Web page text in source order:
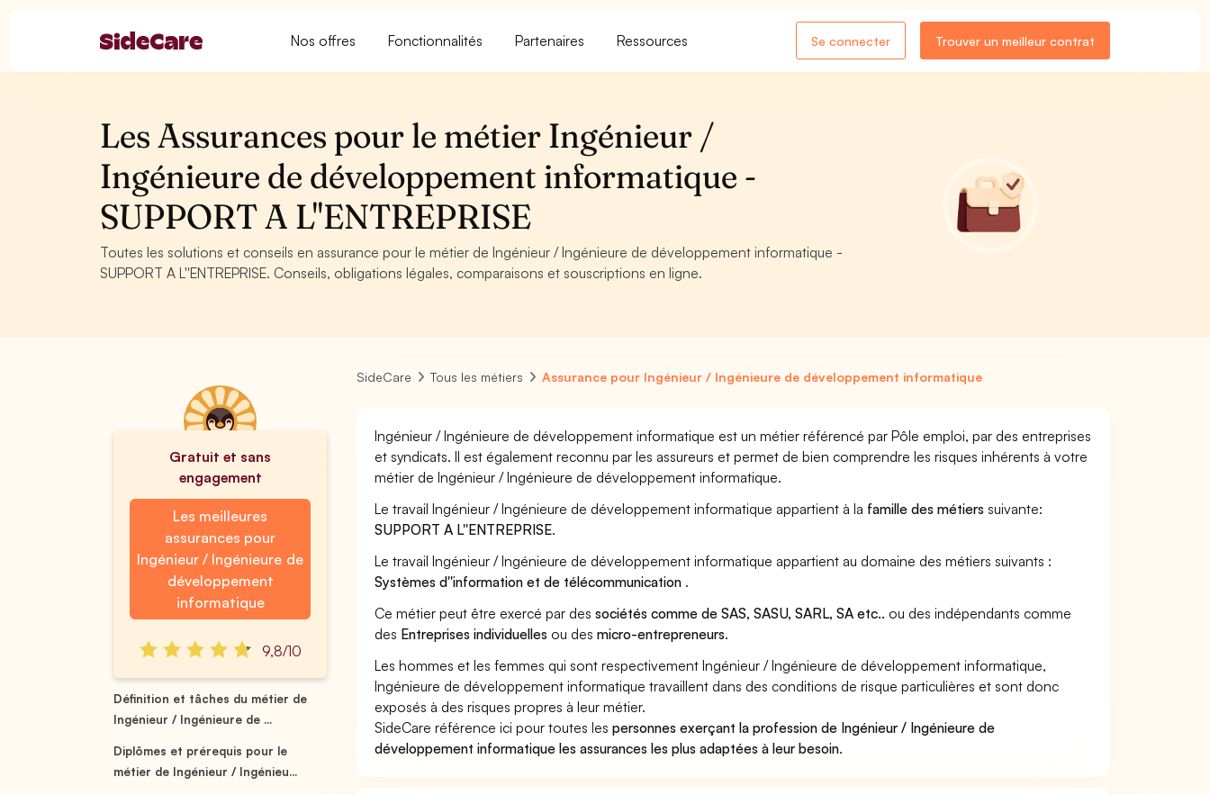
Nos offres Fonctionnalités Partenaires Ressources Se connecter Trouver un meilleur contrat
Les Assurances pour le métier Ingénieur /
Ingénieure de développement informatique -
SUPPORT A L''ENTREPRISE
Toutes les solutions et conseils en assurance pour le métier de Ingénieur / Ingénieure de développement informatique -
SUPPORT A L''ENTREPRISE. Conseils, obligations légales, comparaisons et souscriptions en ligne.
Gratuit et sans
engagement
Les meilleures
assurances pour
Ingénieur / Ingénieure de
développement
informatique
9,8/10
Définition et tâches du métier de
Ingénieur / Ingénieure de ...
Diplômes et prérequis pour le
métier de Ingénieur / Ingénieu...
SideCare Tous les métiers Assurance pour Ingénieur / Ingénieure de développement informatique
Ingénieur / Ingénieure de développement informatique est un métier référencé par Pôle emploi, par des entreprises
et syndicats. Il est également reconnu par les assureurs et permet de bien comprendre les risques inhérents à votre
métier de Ingénieur / Ingénieure de développement informatique.
Le travail Ingénieur / Ingénieure de développement informatique appartient à la famille des métiers suivante:
SUPPORT A L''ENTREPRISE.
Le travail Ingénieur / Ingénieure de développement informatique appartient au domaine des métiers suivants :
Systèmes d''information et de télécommunication .
Ce métier peut être exercé par dessociétés comme de SAS, SASU, SARL, SA etc.. ou des indépendants comme
des Entreprises individuelles ou desmicro-entrepreneurs.
Les hommes et les femmes qui sont respectivement Ingénieur / Ingénieure de développement informatique,
Ingénieure de développement informatique travaillent dans des conditions de risque particulières et sont donc
exposés à des risques propres à leur métier.
SideCare référence ici pour toutes lespersonnes exerçant la profession de Ingénieur / Ingénieure de
développement informatique les assurances les plus adaptées à leur besoin.